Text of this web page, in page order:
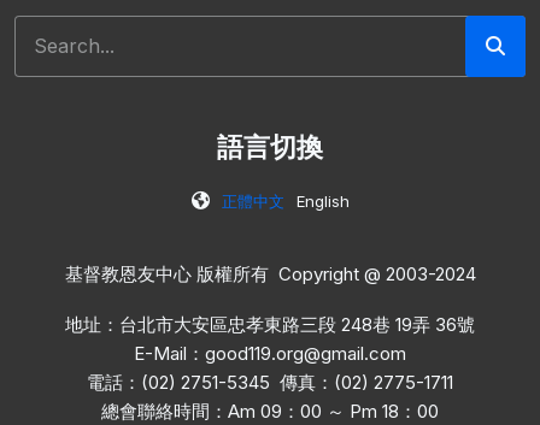
語言切換
正體中文 English
基督教恩友中心 版權所有 Copyright @ 2003-2024
地址：台北市大安區忠孝東路三段 248巷 19弄 36號
E-Mail： good119.org@gmail.com
電話：(02) 2751-5345 傳真：(02) 2775-1711
總會聯絡時間：Am 09：00 ～ Pm 18：00